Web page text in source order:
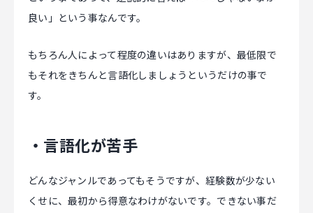
良い」という事なんです。
もちろん人によって程度の違いはありますが、最低限で
もそれをきちんと言語化しましょうというだけの事で
す。
・言語化が苦手
どんなジャンルであってもそうですが、経験数が少ない
くせに、最初から得意なわけがないです。できない事だ